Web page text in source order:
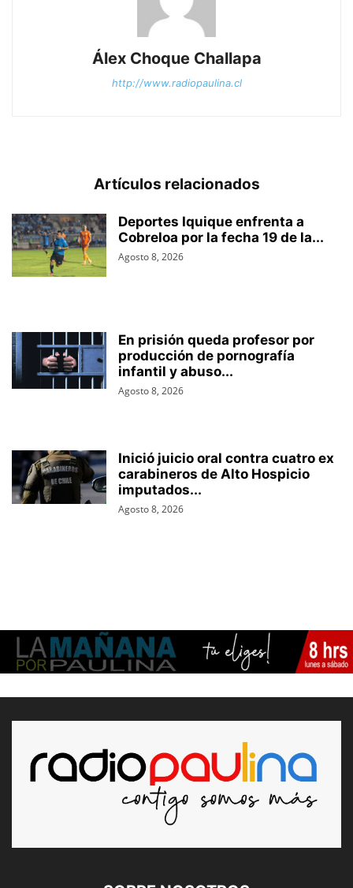
Álex Choque Challapa
http://www.radiopaulina.cl
Artículos relacionados
Deportes Iquique enfrenta a
Cobreloa por la fecha 19 de la...
Agosto 8, 2026
En prisión queda profesor por
producción de pornografía
infantil y abuso...
Agosto 8, 2026
Inició juicio oral contra cuatro ex
carabineros de Alto Hospicio
imputados...
Agosto 8, 2026